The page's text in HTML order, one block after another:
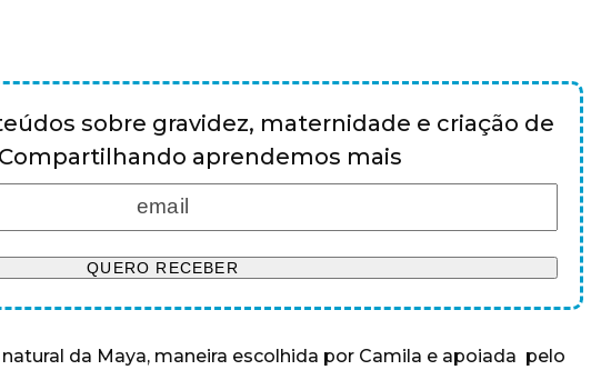
sobre gravidez, maternidade e criação de
aprendemos mais
da Maya, maneira escolhida por Camila e apoiada pelo